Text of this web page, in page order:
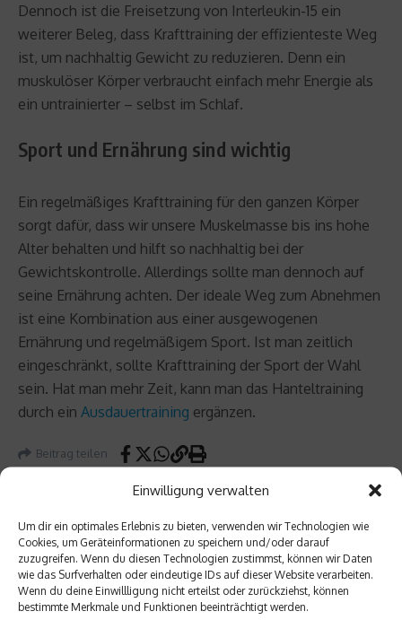
Einwilligung verwalten
Um dir ein optimales Erlebnis zu bieten, verwenden wir Technologien wie
Cookies, um Geräteinformationen zu speichern und/oder darauf
zuzugreifen. Wenn du diesen Technologien zustimmst, können wir Daten
wie das Surfverhalten oder eindeutige IDs auf dieser Website verarbeiten.
Wenn du deine Einwillligung nicht erteilst oder zurückziehst, können
bestimmte Merkmale und Funktionen beeinträchtigt werden.
Dennoch ist die Freisetzung von Interleukin-15 ein
weiterer Beleg, dass Krafttraining der effizienteste Weg
ist, um nachhaltig Gewicht zu reduzieren. Denn ein
muskulöser Körper verbraucht einfach mehr Energie als
ein untrainierter – selbst im Schlaf.
Sport und Ernährung sind wichtig
Ein regelmäßiges Krafttraining für den ganzen Körper
sorgt dafür, dass wir unsere Muskelmasse bis ins hohe
Alter behalten und hilft so nachhaltig bei der
Gewichtskontrolle. Allerdings sollte man dennoch auf
seine Ernährung achten. Der ideale Weg zum Abnehmen
ist eine Kombination aus einer ausgewogenen
Ernährung und regelmäßigem Sport. Ist man zeitlich
eingeschränkt, sollte Krafttraining der Sport der Wahl
sein. Hat man mehr Zeit, kann man das Hanteltraining
durch ein Ausdauertraining ergänzen.
Beitrag teilen
vorheriger Beitrag
Was
ist
eigentl
Nächster Beitrag
Die
EM-
Grupp